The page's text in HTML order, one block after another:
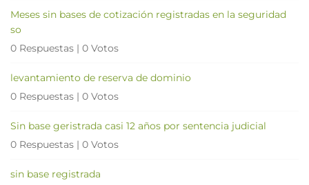
Meses sin bases de cotización registradas en la seguridad
so
0 Respuestas | 0 Votos
levantamiento de reserva de dominio
0 Respuestas | 0 Votos
Sin base geristrada casi 12 años por sentencia judicial
0 Respuestas | 0 Votos
sin base registrada